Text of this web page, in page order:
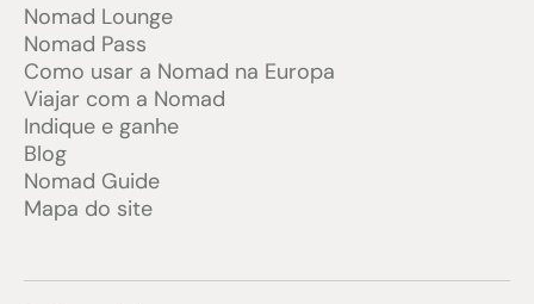
Nomad Lounge
Nomad Pass
Como usar a Nomad na Europa
Viajar com a Nomad
Indique e ganhe
Blog
Nomad Guide
Mapa do site